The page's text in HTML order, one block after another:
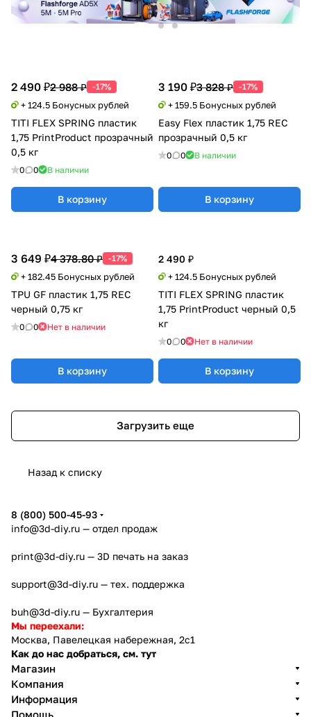
2 490 ₽2 988 ₽ -17%
+ 124.5 Бонусных рублей
TITI FLEX SPRING пластик
1,75 PrintProduct прозрачный
0,5 кг
0 0 В наличии
В корзину
3 190 ₽3 828 ₽ -17%
+ 159.5 Бонусных рублей
Easy Flex пластик 1,75 REC
прозрачный 0,5 кг
0 0 В наличии
В корзину
3 649 ₽4 378.80 ₽ -17%
+ 182.45 Бонусных рублей
TPU GF пластик 1,75 REC
черный 0,75 кг
0 0 Нет в наличии
В корзину
2 490 ₽
+ 124.5 Бонусных рублей
TITI FLEX SPRING пластик
1,75 PrintProduct черный 0,5
кг
0 0 Нет в наличии
В корзину
Загрузить еще
Назад к списку
8 (800) 500-45-93
info@3d-diy.ru — отдел продаж
print@3d-diy.ru — 3D печать на заказ
support@3d-diy.ru — тех. поддержка
buh@3d-diy.ru — Бухгалтерия
Мы переехали:
Москва, Павелецкая набережная, 2с1
Как до нас добраться, см. тут
Магазин
Компания
Информация
Помощь